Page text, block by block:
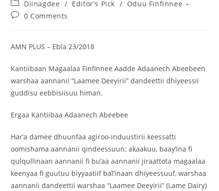
Diinagdee / Editor's Pick / Oduu Finfinnee
0 Comments
AMN PLUS – Ebla 23/2018
Kantiibaan Magaalaa Finfinnee Aadde Adaanech Abeebeen
warshaa aannanii “Laamee Deeyirii” dandeettii dhiyeessii
guddisu eebbisiisuu himan.
Ergaa Kantiibaa Adaanech Abeebee
Har’a damee dhuunfaa agiroo-induustirii keessatti
oomishama aannanii qindeessuun; akaakuu, baay’ina fi
qulqullinaan aannanii fi bu’aa aannanii jiraattota magaalaa
keenyaa fi guutuu biyyaatiif bal’inaan dhiyeessuuf, warshaa
aannanii dandeettii warshaa “Laamee Deeyirii” (Lame Dairy)